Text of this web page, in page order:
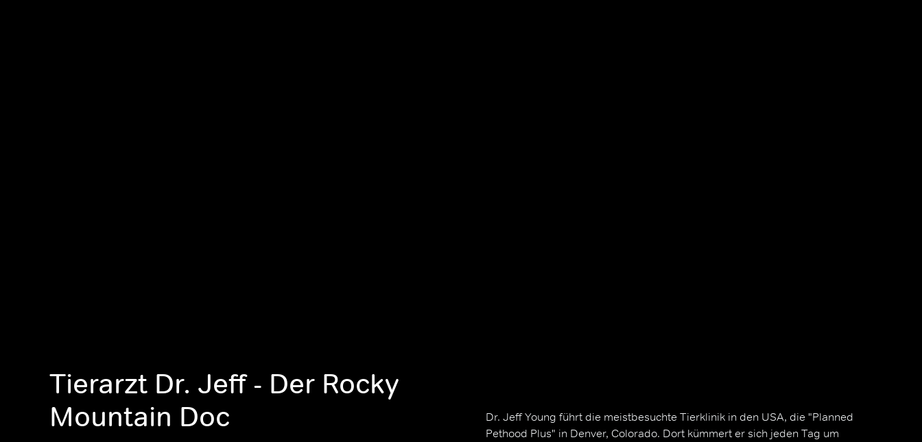
Tierarzt Dr. Jeff - Der Rocky
Mountain Doc
Dr. Jeff Young führt die meistbesuchte Tierklinik in den USA, die "Planned
Pethood Plus" in Denver, Colorado. Dort kümmert er sich jeden Tag um